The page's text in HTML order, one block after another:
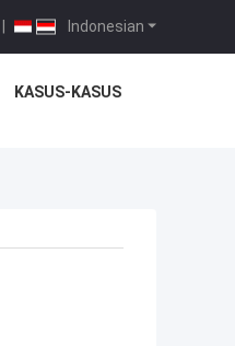
Indonesian
|
KASUS-KASUS